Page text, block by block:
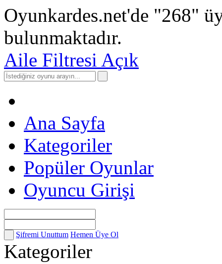
Oyunkardes.net'de "268"
bulunmaktadır.
Aile Filtresi Açık
Ana Sayfa
Kategoriler
Popüler Oyunlar
Oyuncu Girişi
Şifremi Unuttum Hemen Üye Ol
Kategoriler